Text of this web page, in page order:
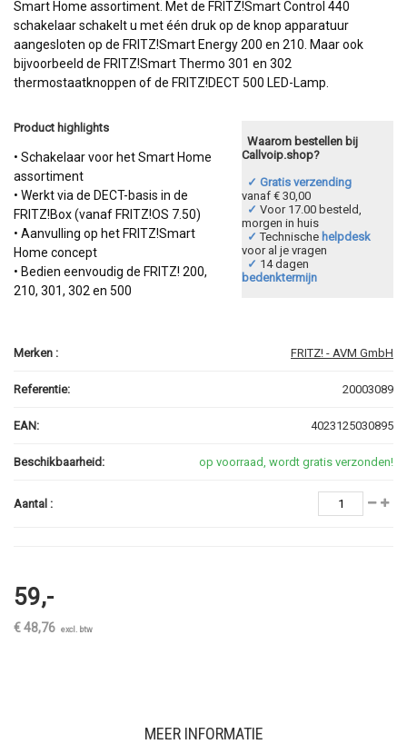
Smart Home assortiment. Met de FRITZ!Smart Control 440
schakelaar schakelt u met één druk op de knop apparatuur
aangesloten op de FRITZ!Smart Energy 200 en 210. Maar ook
bijvoorbeeld de FRITZ!Smart Thermo 301 en 302
thermostaatknoppen of de FRITZ!DECT 500 LED-Lamp.
Product highlights
• Schakelaar voor het Smart Home
assortiment
• Werkt via de DECT-basis in de
FRITZ!Box (vanaf FRITZ!OS 7.50)
• Aanvulling op het FRITZ!Smart
Home concept
• Bedien eenvoudig de FRITZ! 200,
210, 301, 302 en 500
Waarom bestellen bij
Callvoip.shop?
✓ Gratis verzending
vanaf € 30,00
✓ Voor 17.00 besteld,
morgen in huis
✓ Technische helpdesk
voor al je vragen
✓ 14 dagen
bedenktermijn
Merken : FRITZ! - AVM GmbH
Referentie: 20003089
EAN: 4023125030895
Beschikbaarheid: op voorraad, wordt gratis verzonden!
Aantal :
59,-
€ 48,76 excl. btw
MEER INFORMATIE